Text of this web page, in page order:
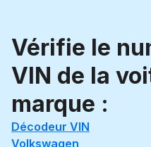
Vérifie le
VIN de la
marque :
Décodeur VIN
Volkswagen